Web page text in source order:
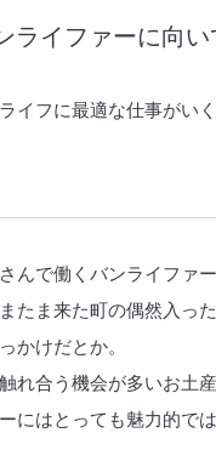
ライファーに向
イフに最適な仕事がい
んで働くバンライファ
たま来た町の偶然入っ
かけだとか。
れ合う機会が多いお土
にはとっても魅力的で